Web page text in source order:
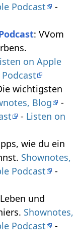
Podcast
-
: VVom
on Apple
wichtigsten
Blog
-
- Listen on
wie du ein
Shownotes,
Podcast
-
und
Shownotes,
Podcast
-